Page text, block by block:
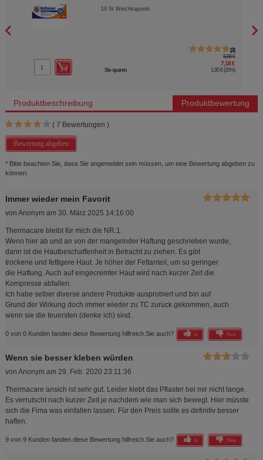
10St Weichkapseln
2
8,98 €
7,18 €
Sie sparen 1,80 € (20%)
Produktbeschreibung Produktbewertung
( 7 Bewertungen )
Bewertung abgeben
* Bitte beachten Sie, dass Sie angemeldet sein müssen, um eine Bewertung abgeben zu
können.
Immer wieder mein Favorit
von Anonym am 30. März 2025 14:16:00
Thermacare bleibt für mich die NR.1.
Wenn hier ab und an von der mangelnder Haftung geschrieben wurde,
dann ist die Hautbeschaffenheit in Betracht zu ziehen. Es gibt
trockene und fettigere Haut. Je höher der Fettanteil, um so geringer
die Haftung. Auch auf eingecremter Haut wird nach kurzer Zeit die
Kompresse abfallen.
Ich habe selber diverse andere Produkte ausprobiert und bin auf
Grund der Wirkung doch immer wieder zu TC zurück gekommen, auch
wenn sie die teuersten (denke ich) sind.
0 von 0 Kunden fanden diese Bewertung hilfreich. Sie auch? Ja Nein
Wenn sie besser kleben würden
von Anonym am 29. Feb. 2020 23:11:36
Thermacare ansich ist sehr gut. Leider klebt das Pflaster bei mir nicht lange.
Es verrutscht nach kurzer Zeit je nachdem wie man sich bewegt. Hier müsste
sich die Fima was einfallen lassen. Für den Preis sollte es definitiv besser
haften.
9 von 9 Kunden fanden diese Bewertung hilfreich. Sie auch? Ja Nein